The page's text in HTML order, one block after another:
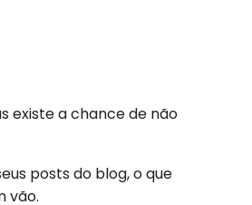
existe a chance de não
posts do blog, o que
vão.